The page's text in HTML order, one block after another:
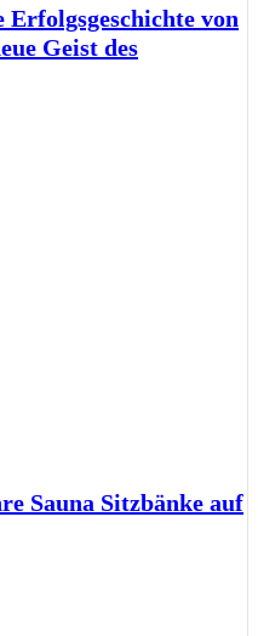
von
Geist des
Sauna Sitzbänke auf